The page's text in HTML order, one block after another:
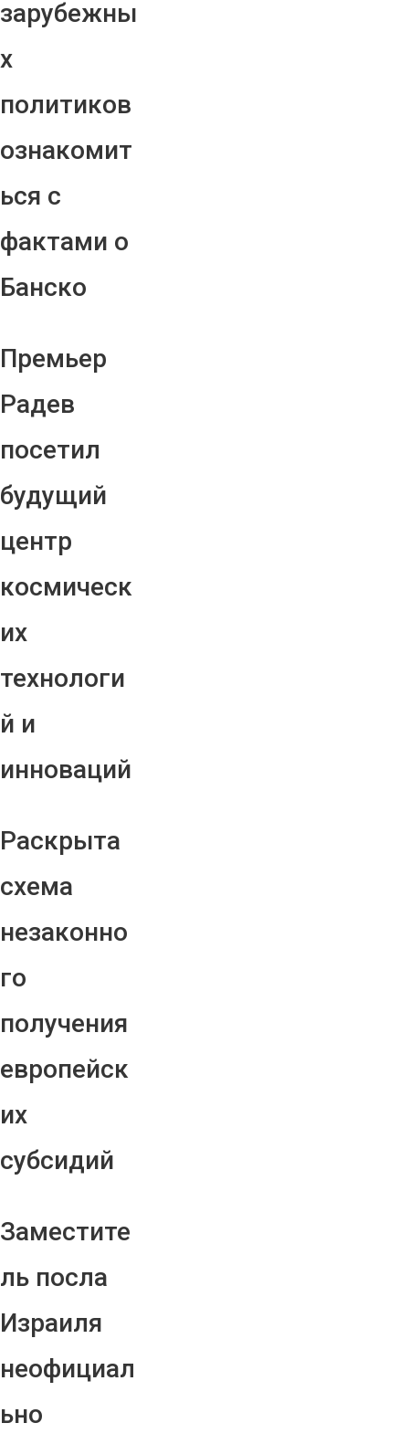
зарубежны
х
политиков
ознакомит
ься с
фактами о
Банско
Премьер
Радев
посетил
будущий
центр
космическ
их
технологи
й и
инноваций
Раскрыта
схема
незаконно
го
получения
европейск
их
субсидий
Заместите
ль посла
Израиля
неофициал
ьно